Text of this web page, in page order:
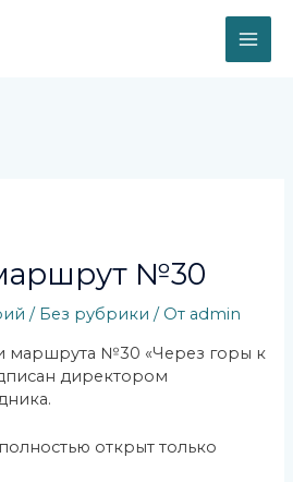
№30
/ Без рубрики / От admin
маршрута №30 «Через горы к
директором
открыт только